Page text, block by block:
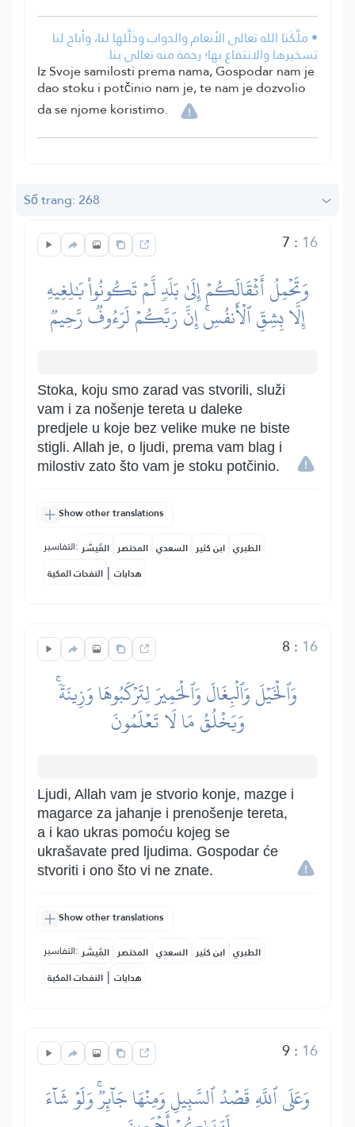
• مَلَّكَنا الله تعالى الأنعام والدواب وذَلَّلها لنا، وأباح لنا
تسخيرها والانتفاع بها؛ رحمة منه تعالى بنا.
Iz Svoje samilosti prema nama, Gospodar nam je
dao stoku i potčinio nam je, te nam je dozvolio
da se njome koristimo.
Số trang: 268
7 : 16
وَتَحۡمِلُ أَثۡقَالَكُمۡ إِلَىٰ بَلَدٖ لَّمۡ تَكُونُواْ بَٰلِغِيهِ
إِلَّا بِشِقِّ ٱلۡأَنفُسِۚ إِنَّ رَبَّكُمۡ لَرَءُوفٞ رَّحِيمٞ
Stoka, koju smo zarad vas stvorili, služi
vam i za nošenje tereta u daleke
predjele u koje bez velike muke ne biste
stigli. Allah je, o ljudi, prema vam blag i
milostiv zato što vam je stoku potčinio.
Show other translations
التفاسير: المُيسَّر المختصر السعدي ابن كثير الطبري
النفحات المكية | هدايات
8 : 16
وَٱلۡخَيۡلَ وَٱلۡبِغَالَ وَٱلۡحَمِيرَ لِتَرۡكَبُوهَا وَزِينَةٗۚ
وَيَخۡلُقُ مَا لَا تَعۡلَمُونَ
Ljudi, Allah vam je stvorio konje, mazge i
magarce za jahanje i prenošenje tereta,
a i kao ukras pomoću kojeg se
ukrašavate pred ljudima. Gospodar će
stvoriti i ono što vi ne znate.
Show other translations
التفاسير: المُيسَّر المختصر السعدي ابن كثير الطبري
النفحات المكية | هدايات
9: 16
وَعَلَى ٱللَّهِ قَصۡدُ ٱلسَّبِيلِ وَمِنۡهَا جَآئِرٞۚ وَلَوۡ شَآءَ